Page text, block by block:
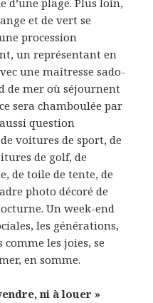
d’une plage. Plus loin,
et de vert se
procession
un représentant en
une maîtresse sado-
de mer où séjournent
sera chamboulée par
question
voitures de sport, de
de golf, de
de toile de tente, de
photo décoré de
Un week-end
les générations,
les joies, se
en somme.
ni à louer »